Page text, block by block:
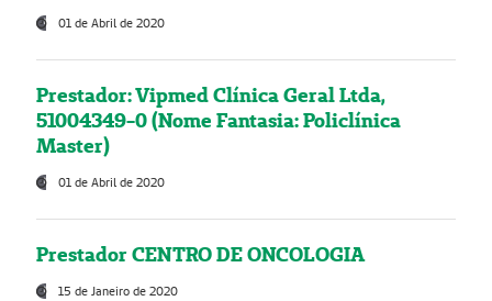
01 de Abril de 2020
Prestador: Vipmed Clínica Geral Ltda,
51004349-0 (Nome Fantasia: Policlínica
Master)
01 de Abril de 2020
Prestador CENTRO DE ONCOLOGIA
15 de Janeiro de 2020